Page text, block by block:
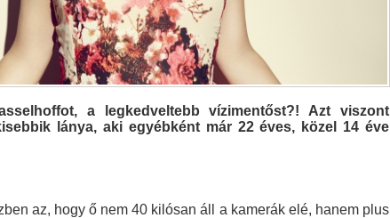
a legkedveltebb vízimentőst?! Azt viszont
lánya, aki egyébként már 22 éves, közel 14 éve
az, hogy ő nem 40 kilósan áll a kamerák elé, hanem plus